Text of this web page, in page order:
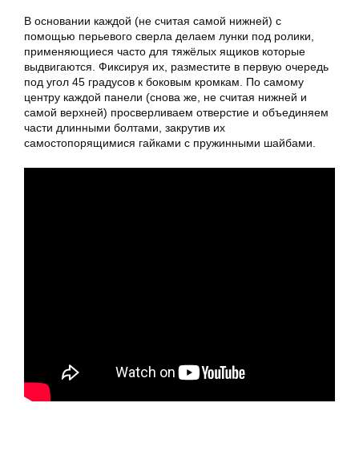
В основании каждой (не считая самой нижней) с
помощью перьевого сверла делаем лунки под ролики,
применяющиеся часто для тяжёлых ящиков которые
выдвигаются. Фиксируя их, разместите в первую очередь
под угол 45 градусов к боковым кромкам. По самому
центру каждой панели (снова же, не считая нижней и
самой верхней) просверливаем отверстие и объединяем
части длинными болтами, закрутив их
самостопорящимися гайками с пружинными шайбами.